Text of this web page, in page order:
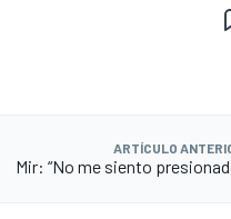
ARTÍCULO
Mir: “No me siento